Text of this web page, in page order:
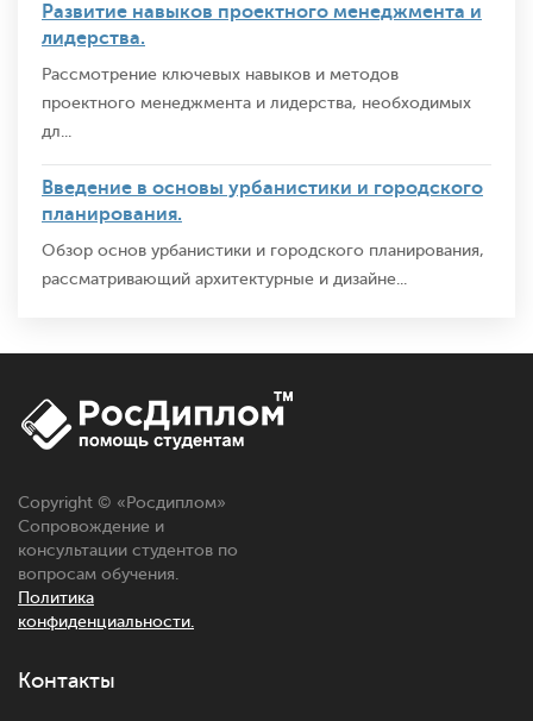
Развитие навыков проектного менеджмента и
лидерства.
Рассмотрение ключевых навыков и методов
проектного менеджмента и лидерства, необходимых
дл...
Введение в основы урбанистики и городского
планирования.
Обзор основ урбанистики и городского планирования,
рассматривающий архитектурные и дизайне...
Copyright © « Росдиплом»
Сопровождение и
консультации студентов по
вопросам обучения.
Политика
конфиденциальности.
Контакты